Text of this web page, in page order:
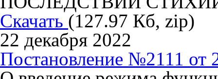
Скачать (127.97 Кб, zip)
22 декабря 2022
Постановление №2111 от